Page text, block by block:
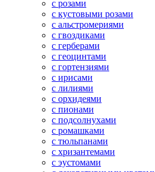
с розами
с кустовыми розами
с альстромериями
с гвоздиками
с герберами
с геоцинтами
с гортензиями
с ирисами
с лилиями
с орхидеями
с пионами
с подсолнухами
с ромашками
с тюльпанами
с хризантемами
с эустомами